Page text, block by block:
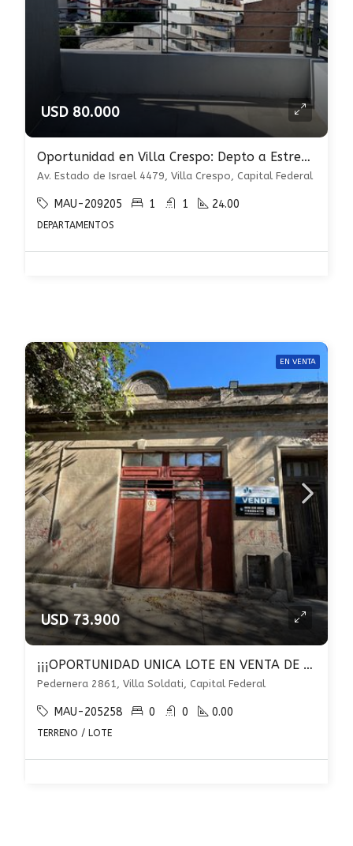
USD 80.000
Oportunidad en Villa Crespo: Depto a Estrenar con ¡¡¡ALTO POTENCIAL DE RENTA!!!
Av. Estado de Israel 4479, Villa Crespo, Capital Federal
MAU-209205 1 1 24.00
DEPARTAMENTOS
EN VENTA
USD 73.900
¡¡¡OPORTUNIDAD UNICA LOTE EN VENTA DE 206m2!!! EDIFICABLE HASTA 14,60 METROS DE ALTURA.
Pedernera 2861, Villa Soldati, Capital Federal
MAU-205258 0 0 0.00
TERRENO / LOTE